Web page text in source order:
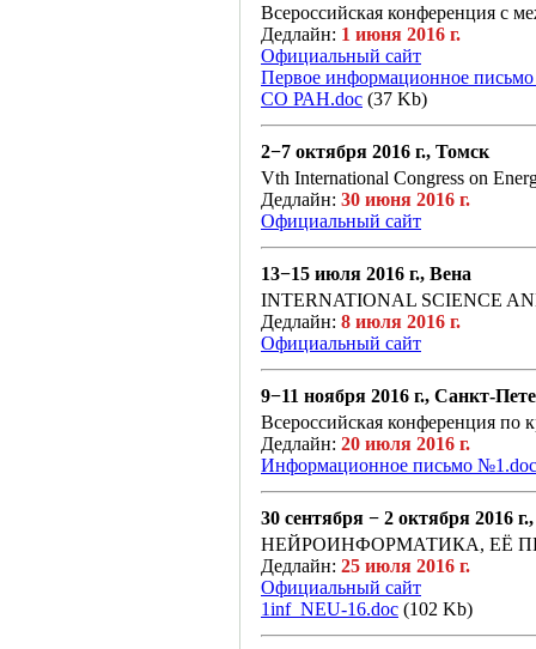
Всероссийская
Дедлайн: 1 июня 2016 г.
Официальный сайт
Первое информационное
СО РАН.doc (37 Kb)
2−7 октября 2016 г., Томск
Vth International Congress on
Дедлайн: 30 июня 2016 г.
Официальный сайт
13−15 июля 2016 г., Вена
INTERNATIONAL SCIENCE
Дедлайн: 8 июля 2016 г.
Официальный сайт
9−11 ноября 2016 г., Санкт-
Всероссийская конференция
Дедлайн: 20 июля 2016 г.
Информационное письмо №1.doc
30 сентября − 2 октября 2016
НЕЙРОИНФОРМАТИКА, ЕЁ
Дедлайн: 25 июля 2016 г.
Официальный сайт
1inf_NEU-16.doc (102 Kb)